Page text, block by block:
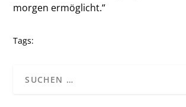
morgen ermöglicht.“
Tags: